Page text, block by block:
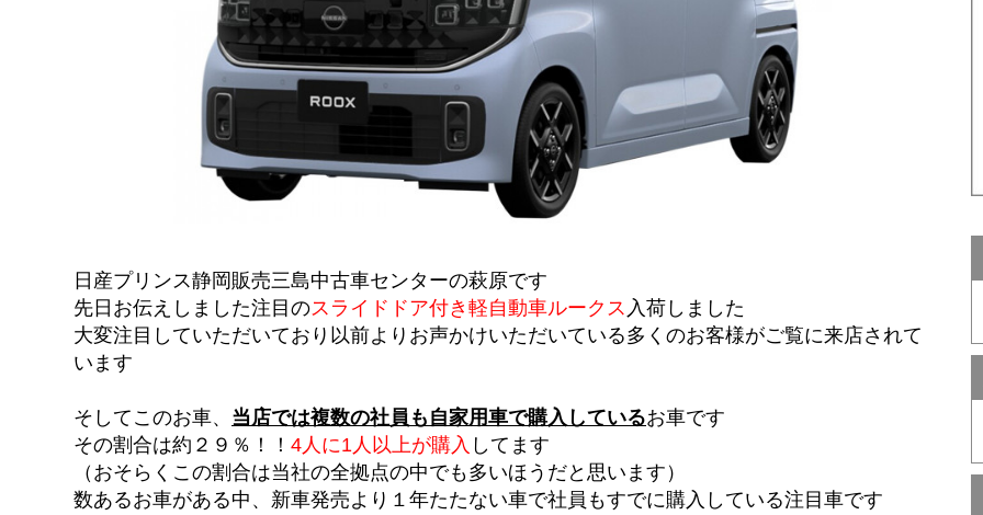
日産プリンス静岡販売三島中古車センターの萩原です
先日お伝えしました注目のスライドドア付き軽自動車ルークス 入荷しました
大変注目していただいており以前よりお声かけいただいている多くのお客様がご覧に来店されて
います
そしてこのお車、 当店では複数の社員も自家用車で購入しているお車です
その割合は約２９％！！ 4人に1人以上が購入 してます
（おそらくこの割合は当社の全拠点の中でも多いほうだと思います）
数あるお車がある中、新車発売より１年たたない車で社員もすでに購入している注目車です